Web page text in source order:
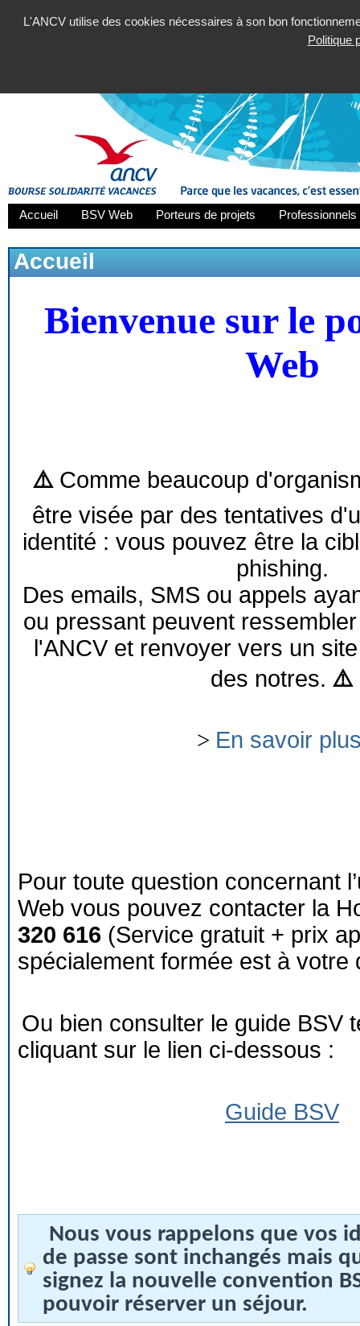
L'ANCV utilise des cookies nécessaires à son bon
Politique
Accueil BSV Web Porteurs de projets
Accueil
Bienvenue sur le
Web
⚠️ Comme beaucoup
être visée par des tentatives
identité : vous pouvez être la
phishing.
Des emails, SMS ou appels
ou pressant peuvent
l'ANCV et renvoyer vers un
des notres. ⚠️
> En savoir
Pour toute question concernant
Web vous pouvez contacter la
320 616 (Service gratuit + prix
spécialement formée est à votre
Ou bien consulter le guide BSV
cliquant sur le lien ci-dessous :
Guide BSV
Nous vous rappelons que vos
de passe sont inchangés mais
signez la nouvelle convention
pouvoir réserver un séjour.